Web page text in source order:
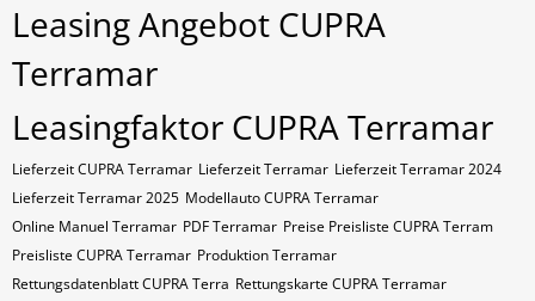
Leasing Angebot CUPRA
Terramar
Leasingfaktor CUPRA Terramar
Lieferzeit CUPRA Terramar Lieferzeit Terramar Lieferzeit Terramar 2024
Lieferzeit Terramar 2025 Modellauto CUPRA Terramar
Online Manuel Terramar PDF Terramar Preise Preisliste CUPRA Terram
Preisliste CUPRA Terramar Produktion Terramar
Rettungsdatenblatt CUPRA Terra Rettungskarte CUPRA Terramar